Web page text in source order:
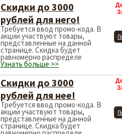
Скидки до 3000
рублей для него!
Требуется ввод промо-кода. В
акции участвуют товары,
представленные на данной
странице. Скидка будет
равномерно распределе
Узнать больше >>
Скидки до 3000
рублей для нее!
Требуется ввод промо-кода. В
акции участвуют товары,
представленные на данной
странице. Скидка будет